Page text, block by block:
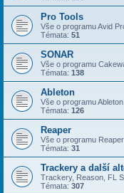
Pro Tools
Vše o programu Avid
Témata: 51
SONAR
Vše o programu
Témata: 138
Ableton
Vše o programu Ableton
Témata: 126
Reaper
Vše o programu Reaper
Témata: 31
Trackery a další
Trackery, Reason, FL
Témata: 307